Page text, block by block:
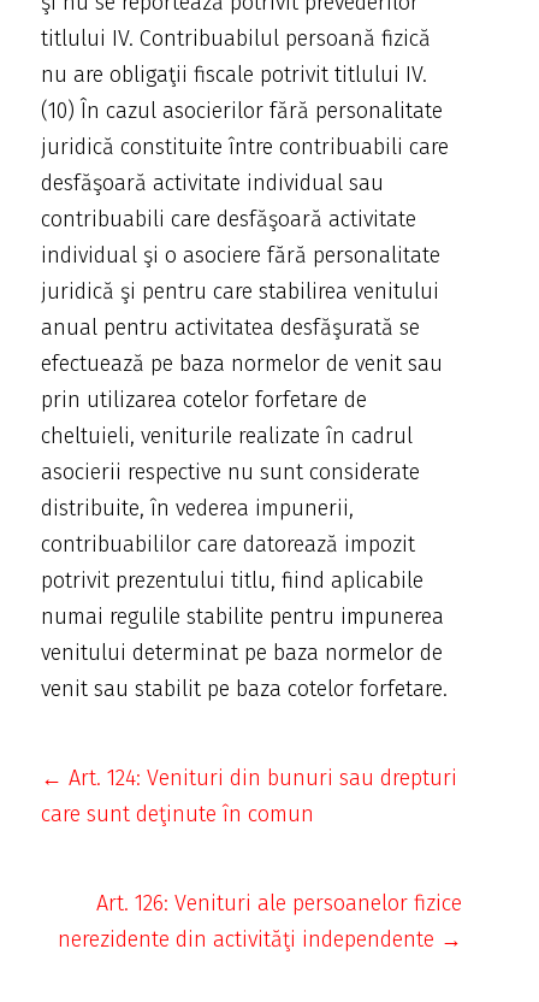
titlului IV. Contribuabilul persoană fizică
nu are obligaţii fiscale potrivit titlului IV.
(10) În cazul asocierilor fără personalitate
juridică constituite între contribuabili care
desfăşoară activitate individual sau
contribuabili care desfăşoară activitate
individual şi o asociere fără personalitate
juridică şi pentru care stabilirea venitului
anual pentru activitatea desfăşurată se
efectuează pe baza normelor de venit sau
prin utilizarea cotelor forfetare de
cheltuieli, veniturile realizate în cadrul
asocierii respective nu sunt considerate
distribuite, în vederea impunerii,
contribuabililor care datorează impozit
potrivit prezentului titlu, fiind aplicabile
numai regulile stabilite pentru impunerea
venitului determinat pe baza normelor de
venit sau stabilit pe baza cotelor forfetare.
← Art. 124: Venituri din bunuri sau drepturi
care sunt deţinute în comun
Art. 126: Venituri ale persoanelor fizice
nerezidente din activităţi independente →